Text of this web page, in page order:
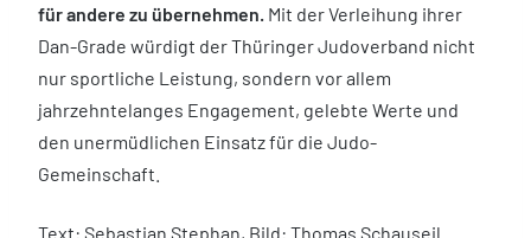
für andere zu übernehmen. Mit der Verleihung ihrer
Dan-Grade würdigt der Thüringer Judoverband nicht
nur sportliche Leistung, sondern vor allem
jahrzehntelanges Engagement, gelebte Werte und
den unermüdlichen Einsatz für die Judo-
Gemeinschaft.
Text: Sebastian Stephan, Bild: Thomas Schauseil